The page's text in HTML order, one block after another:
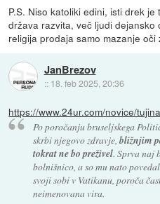
P.S. Niso katoliki edini, isti drek
država razvita, več ljudi
religija prodaja samo mazanje
JanBrezov
:: 18. feb 2025, 20:36
https://www.24ur.com/novice/
Po poročanju bruseljskega
skrbi njegovo zdravje, bližnjim
tokrat ne bo preživel. Sprva naj
bolnišnico, a so mu nato
svoji sobi v Vatikanu, poroča
neimenovana vira.